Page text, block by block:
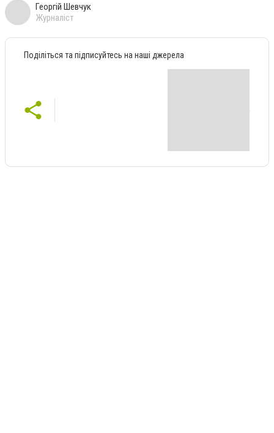
Георгій Шевчук
Журналіст
Поділіться та підписуйтесь на наші джерела